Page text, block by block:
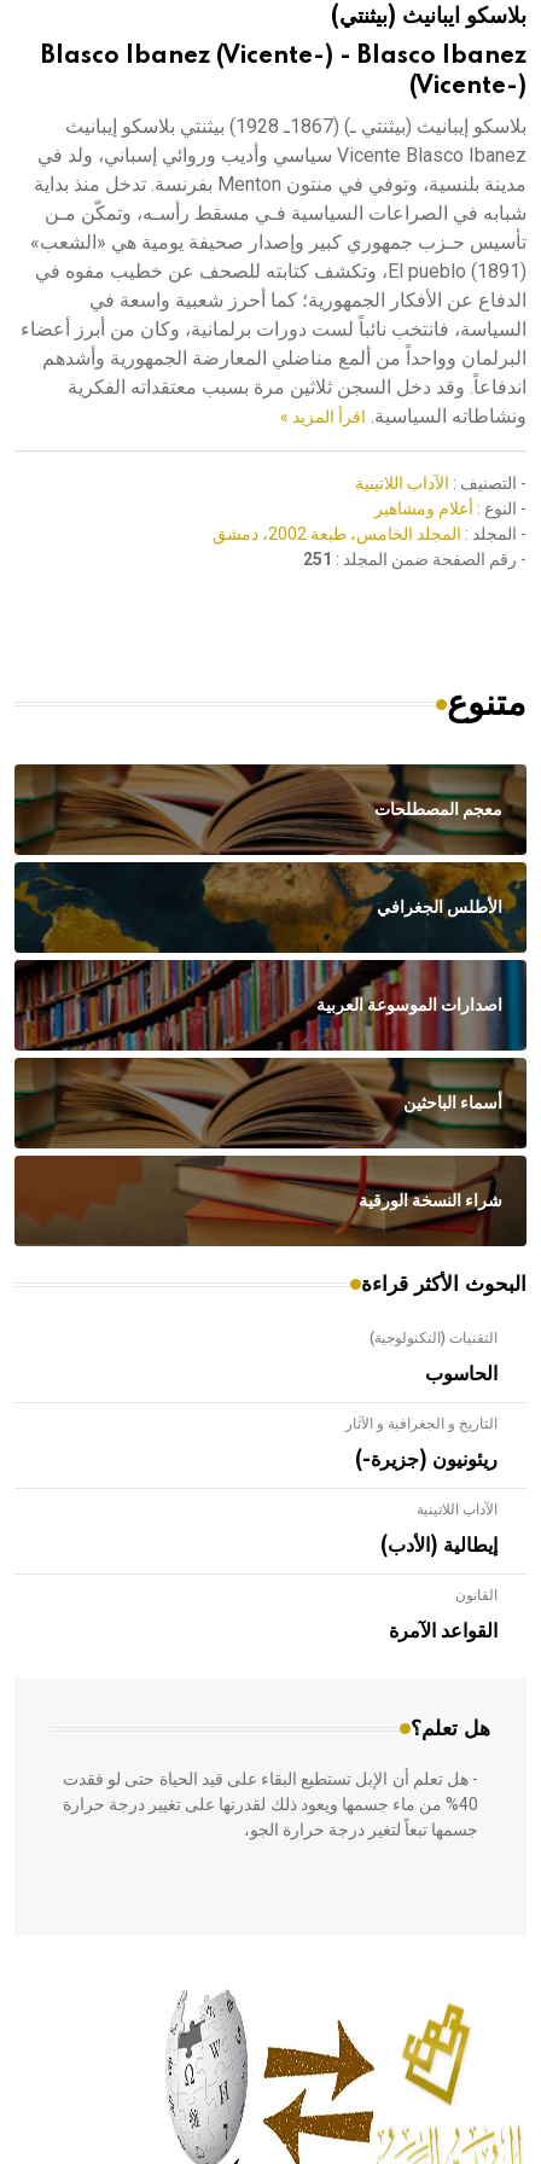
هيئة الموسوعة العربية تطلق موسوعات جديدة في عام 2026
بلاسكو ايبانيث (بيثنتي)
Blasco Ibanez (Vicente-) - Blasco Ibanez
(Vicente-)
بلاسكو إيبانيث (بيثنتي ـ) (1867ـ 1928) بيثنتي بلاسكو إيبانيث
Vicente Blasco Ibanez سياسي وأديب وروائي إسباني، ولد في
مدينة بلنسية، وتوفي في منتون Menton بفرنسة. تدخل منذ بداية
شبابه في الصراعات السياسية فـي مسقط رأسـه، وتمكّن مـن
تأسيس حـزب جمهوري كبير وإصدار صحيفة يومية هي «الشعب»
(1891) El pueblo، وتكشف كتابته للصحف عن خطيب مفوه في
الدفاع عن الأفكار الجمهورية؛ كما أحرز شعبية واسعة في
السياسة، فانتخب نائباً لست دورات برلمانية، وكان من أبرز أعضاء
البرلمان وواحداً من ألمع مناضلي المعارضة الجمهورية وأشدهم
اندفاعاً. وقد دخل السجن ثلاثين مرة بسبب معتقداته الفكرية
ونشاطاته السياسية. اقرأ المزيد »
- التصنيف : الآداب اللاتينية
- النوع : أعلام ومشاهير
- المجلد : المجلد الخامس، طبعة 2002، دمشق
- رقم الصفحة ضمن المجلد : 251
متنوع
معجم المصطلحات
الأطلس الجغرافي
اصدارات الموسوعة العربية
أسماء الباحثين
شراء النسخة الورقية
البحوث الأكثر قراءة
التقنيات (التكنولوجية)
الحاسوب
التاريخ و الجغرافية و الآثار
ريئونيون (جزيرة-)
الآداب اللاتينية
إيطالية (الأدب)
القانون
القواعد الآمرة
هل تعلم؟
- هل تعلم أن الأبلق نوع من الفنون الهندسية التي ارتبطت
بالعمارة الإسلامية في بلاد الشام ومصر خاصة، حيث يحرص
المعمار على بناء مداميكه وخاصة في الواجهات
- هل تعلم أن الإبل تستطيع البقاء على قيد الحياة حتى لو فقدت
40% من ماء جسمها ويعود ذلك لقدرتها على تغيير درجة حرارة
جسمها تبعاً لتغير درجة حرارة الجو،
الحكم، الأدلة، تنظيم التغذية، ورسالته في جروح الرأس. ويعود
له الفضل بأنه حرر الطب من الدين والفلسفة.
- هل تعلم أن المرجان إفراز حيواني يتكون في البحر ويتركب